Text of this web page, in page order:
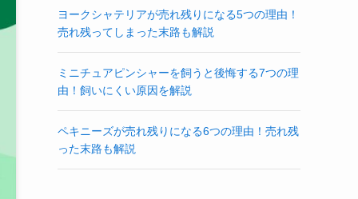
ヨークシャテリアが売れ残りになる5つの理由！
売れ残ってしまった末路も解説
ミニチュアピンシャーを飼うと後悔する7つの理
由！飼いにくい原因を解説
ペキニーズが売れ残りになる6つの理由！売れ残
った末路も解説